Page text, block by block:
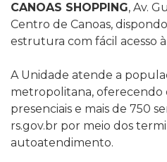
CANOAS SHOPPING, Av.
Centro de Canoas,
estrutura com fácil acesso
A Unidade atende a
metropolitana, oferecendo
presenciais e mais de 750
rs.gov.br por meio dos
autoatendimento.